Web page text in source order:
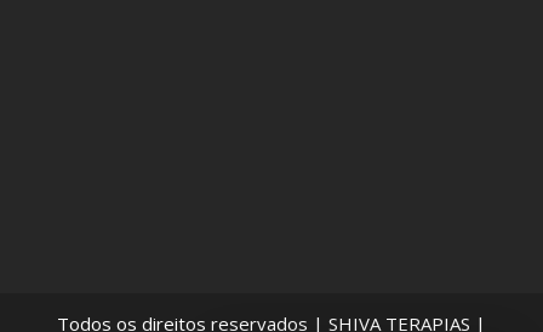
Todos os direitos reservados | SHIVA TERAPIAS |